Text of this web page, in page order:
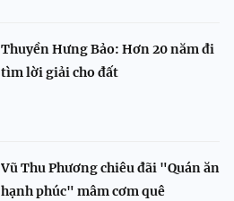
Thuyền Hưng Bảo: Hơn 20 năm đi
tìm lời giải cho đất
Vũ Thu Phương chiêu đãi "Quán ăn
hạnh phúc" mâm cơm quê